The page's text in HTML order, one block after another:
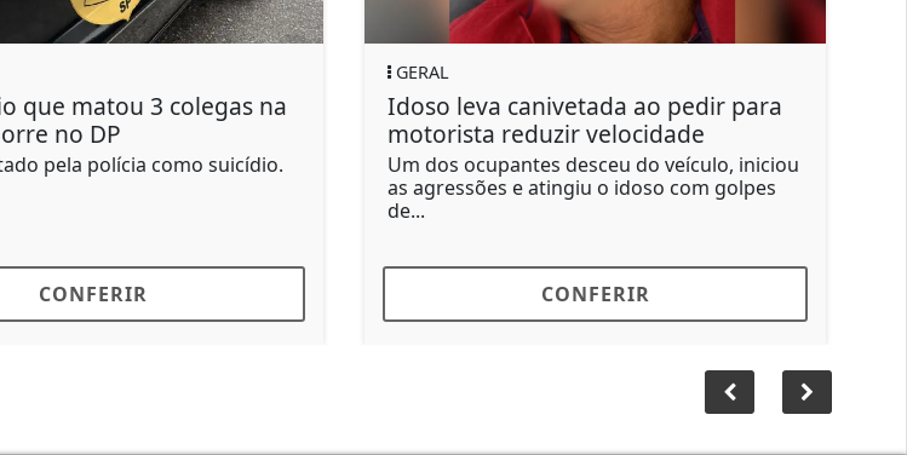
matou 3 colegas na
DP
polícia como suicídio.
GERAL
Idoso leva canivetada ao pedir para
motorista reduzir velocidade
Um dos ocupantes desceu do veículo, iniciou
as agressões e atingiu o idoso com golpes
CONFERIR